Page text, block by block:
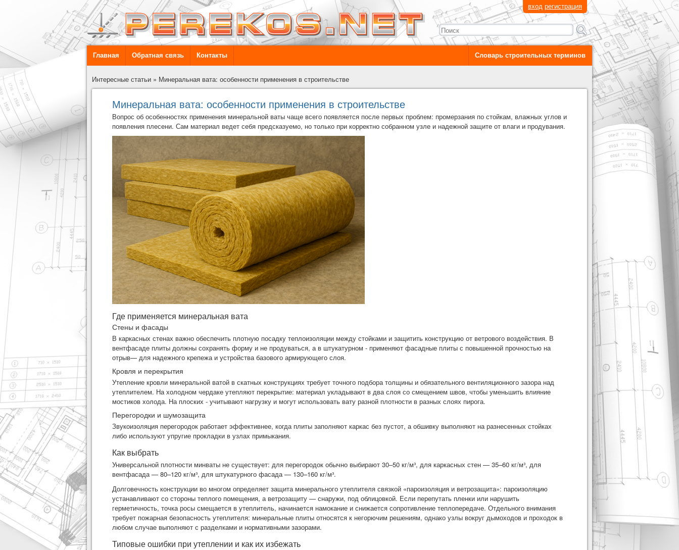
вход регистрация
Главная Обратная связь Контакты Словарь строительных терминов
Интересные статьи » Минеральная вата: особенности применения в строительстве
Минеральная вата: особенности применения в строительстве
Вопрос об особенностях применения минеральной ваты чаще всего появляется после первых проблем: промерзания по стойкам, влажных углов и
появления плесени. Сам материал ведет себя предсказуемо, но только при корректно собранном узле и надежной защите от влаги и продувания.
Где применяется минеральная вата
Стены и фасады
В каркасных стенах важно обеспечить плотную посадку теплоизоляции между стойками и защитить конструкцию от ветрового воздействия. В
вентфасаде плиты должны сохранять форму и не продуваться, а в штукатурном - применяют фасадные плиты с повышенной прочностью на
отрыв— для надежного крепежа и устройства базового армирующего слоя.
Кровля и перекрытия
Утепление кровли минеральной ватой в скатных конструкциях требует точного подбора толщины и обязательного вентиляционного зазора над
утеплителем. На холодном чердаке утепляют перекрытие: материал укладывают в два слоя со смещением швов, чтобы уменьшить влияние
мостиков холода. На плоских - учитывают нагрузку и могут использовать вату разной плотности в разных слоях пирога.
Перегородки и шумозащита
Звукоизоляция перегородок работает эффективнее, когда плиты заполняют каркас без пустот, а обшивку выполняют на разнесенных стойках
либо используют упругие прокладки в узлах примыкания.
Как выбрать
Универсальной плотности минваты не существует: для перегородок обычно выбирают 30–50 кг/м³, для каркасных стен — 35–60 кг/м³, для
вентфасада — 80–120 кг/м³, для штукатурного фасада — 130–160 кг/м³.
Долговечность конструкции во многом определяет защита минерального утеплителя связкой «пароизоляция и ветрозащита»: пароизоляцию
устанавливают со стороны теплого помещения, а ветрозащиту — снаружи, под облицовкой. Если перепутать пленки или нарушить
герметичность, точка росы смещается в утеплитель, начинается намокание и снижается сопротивление теплопередаче. Отдельного внимания
требует пожарная безопасность утеплителя: минеральные плиты относятся к негорючим решениям, однако узлы вокруг дымоходов и проходок в
любом случае выполняют с разделками и нормативными зазорами.
Типовые ошибки при утеплении и как их избежать